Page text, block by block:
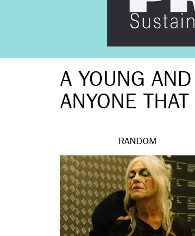
A YOUNG AND
ANYONE THAT
RANDOM